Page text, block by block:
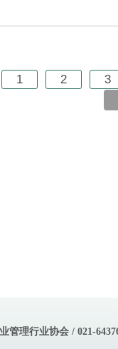
1 2 3
管理行业协会 / 021-